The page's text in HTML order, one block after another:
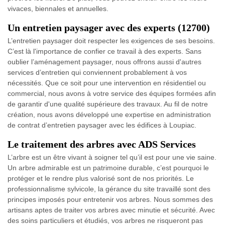
vivaces, biennales et annuelles.
Un entretien paysager avec des experts (12700)
L’entretien paysager doit respecter les exigences de ses besoins.
C’est là l'importance de confier ce travail à des experts. Sans
oublier l’aménagement paysager, nous offrons aussi d'autres
services d’entretien qui conviennent probablement à vos
nécessités. Que ce soit pour une intervention en résidentiel ou
commercial, nous avons à votre service des équipes formées afin
de garantir d'une qualité supérieure des travaux. Au fil de notre
création, nous avons développé une expertise en administration
de contrat d’entretien paysager avec les édifices à Loupiac.
Le traitement des arbres avec ADS Services
L’arbre est un être vivant à soigner tel qu’il est pour une vie saine.
Un arbre admirable est un patrimoine durable, c’est pourquoi le
protéger et le rendre plus valorisé sont de nos priorités. Le
professionnalisme sylvicole, la gérance du site travaillé sont des
principes imposés pour entretenir vos arbres. Nous sommes des
artisans aptes de traiter vos arbres avec minutie et sécurité. Avec
des soins particuliers et étudiés, vos arbres ne risqueront pas